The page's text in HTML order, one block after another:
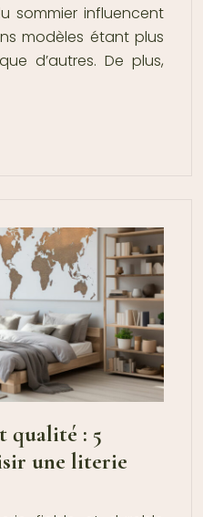
sommier influencent
modèles étant plus
d’autres. De plus,
qualité : 5
une literie